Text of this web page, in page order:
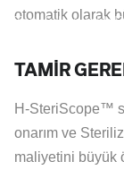
Tek Kullanımlık
otomatik olarak
TAMİR
H-SteriScope™
onarım ve
maliyetini büyük